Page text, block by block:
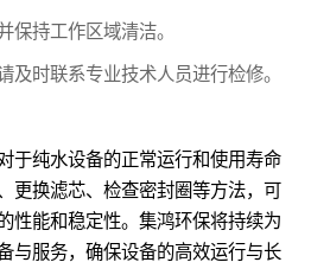
保持工作区域清洁。
及时联系专业技术人员进行检修。
于纯水设备的正常运行和使用寿命
更换滤芯、检查密封圈等方法，可
性能和稳定性。集鸿环保将持续为
与服务，确保设备的高效运行与长